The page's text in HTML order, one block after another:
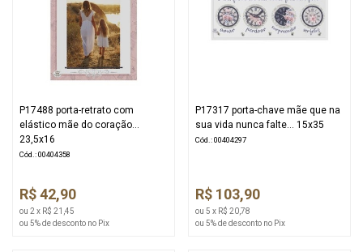
P17488 porta-retrato com
elástico mãe do coração...
23,5x16
Cód.: 00404358
R$ 42,90
ou 2 x R$ 21,45
ou 5% de desconto no Pix
P17317 porta-chave mãe que na
sua vida nunca falte... 15x35
Cód.: 00404297
R$ 103,90
ou 5 x R$ 20,78
ou 5% de desconto no Pix